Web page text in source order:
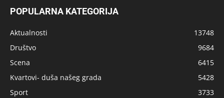
POPULARNA KATEGORIJA
Aktualnosti
13748
Društvo
9684
Scena
6415
Kvartovi- duša našeg grada
5428
Sport
3733